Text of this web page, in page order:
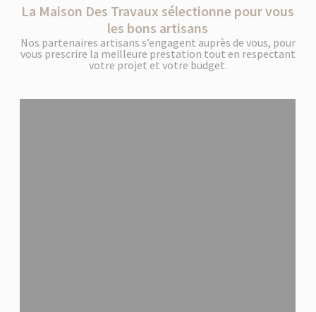
La Maison Des Travaux sélectionne pour vous
les bons artisans
Nos partenaires artisans s’engagent auprès de vous, pour
vous prescrire la meilleure prestation tout en respectant
votre projet et votre budget.